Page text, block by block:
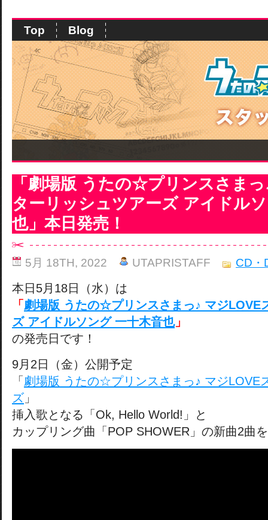
Top Blog
「劇場版 うたの☆プリンスさま
ターリッシュツアーズ アイドル
也」本日発売！
5月 18TH, 2022 UTAPRISTAFF CD・
本日5月18日（水）は
「 劇場版 うたの☆プリンスさまっ♪ マジLOVE
ズ アイドルソング 一十木音也」
の発売日です！
9月2日（金）公開予定
「 劇場版 うたの☆プリンスさまっ♪ マジLOVE
ズ 」
挿入歌となる「Ok, Hello World!」と
カップリング曲「POP SHOWER」の新曲2曲